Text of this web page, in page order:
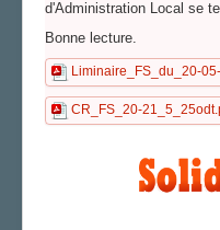
d'Administration Local se
Bonne lecture.
Liminaire_FS_du_20-
CR_FS_20-